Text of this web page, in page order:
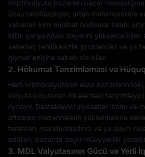
Kriptovalyuta bazarları bazar
Əsas tərəfdaşlıqlar, artan mənimsənilmə
xəbərləri kimi müsbət hadisələr tələbi
MDL qarşısındakı dəyərini yüksəldə
xəbərlər, təhlükəsizlik problemləri və ya
qiymət enişinə səbəb ola bilər.
2. Hökumət Tənzimləməsi və
Həm kriptovalyutanın əsas
valyutası buraxan ölkələrdəki
oynayır. Dəstəkləyici siyasətlər inamı və
artıraraq məzənnələrin yüksəlməsinə
tərəfdən, məhdudlaşdırıcı və ya qeyri-
adətən, bazarda qeyri-müəyyənlik
3. MDL Valyutasının Gücü və Yerli